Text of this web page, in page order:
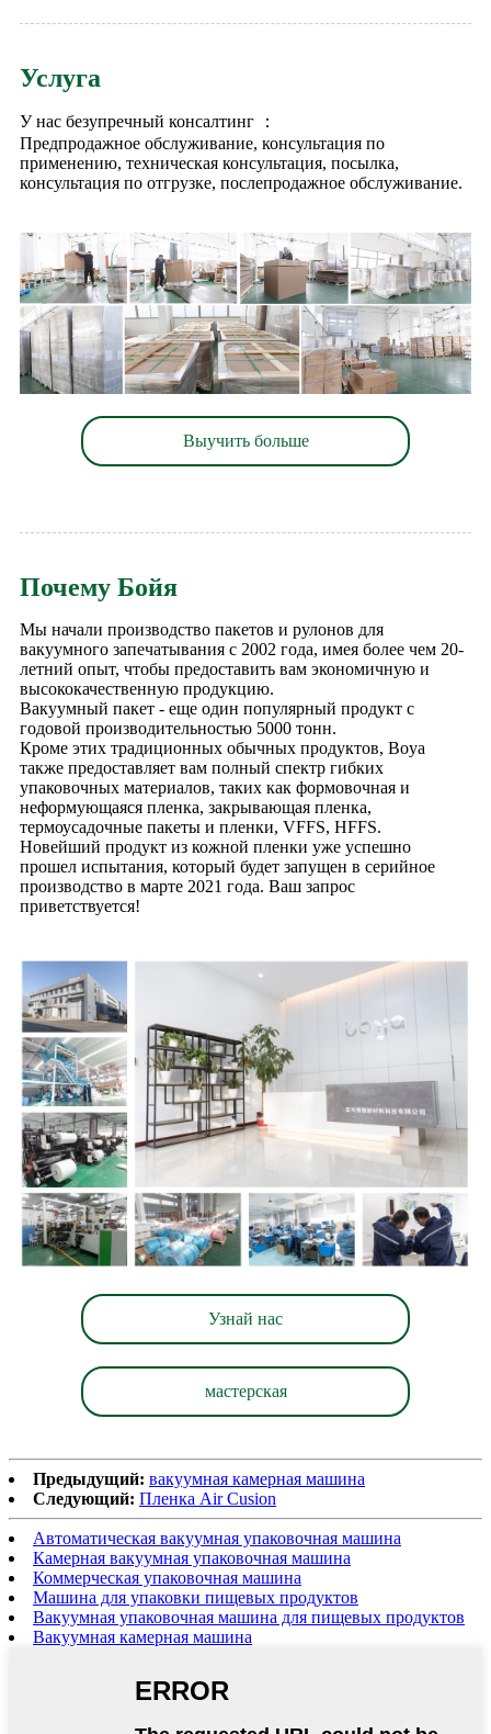
Услуга
У нас безупречный консалтинг ：
Предпродажное обслуживание, консультация по
применению, техническая консультация, посылка,
консультация по отгрузке, послепродажное обслуживание.
Выучить больше
Почему Бойя
Мы начали производство пакетов и рулонов для
вакуумного запечатывания с 2002 года, имея более чем 20-
летний опыт, чтобы предоставить вам экономичную и
высококачественную продукцию.
Вакуумный пакет - еще один популярный продукт с
годовой производительностью 5000 тонн.
Кроме этих традиционных обычных продуктов, Boya
также предоставляет вам полный спектр гибких
упаковочных материалов, таких как формовочная и
неформующаяся пленка, закрывающая пленка,
термоусадочные пакеты и пленки, VFFS, HFFS.
Новейший продукт из кожной пленки уже успешно
прошел испытания, который будет запущен в серийное
производство в марте 2021 года. Ваш запрос
приветствуется!
Узнай нас
мастерская
Предыдущий: вакуумная камерная машина
Следующий: Пленка Air Cusion
Автоматическая вакуумная упаковочная машина
Камерная вакуумная упаковочная машина
Коммерческая упаковочная машина
Машина для упаковки пищевых продуктов
Вакуумная упаковочная машина для пищевых продуктов
Вакуумная камерная машина